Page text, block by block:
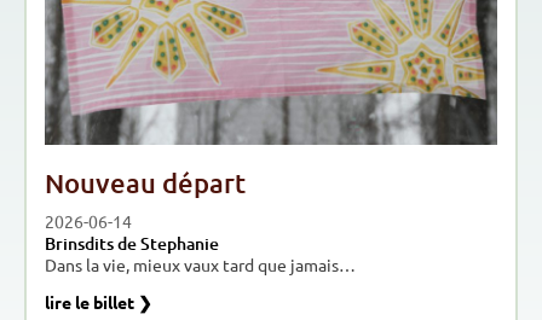
Nouveau départ
2026-06-14
Brinsdits de Stephanie
Dans la vie, mieux vaux tard que jamais…
lire le billet ❯